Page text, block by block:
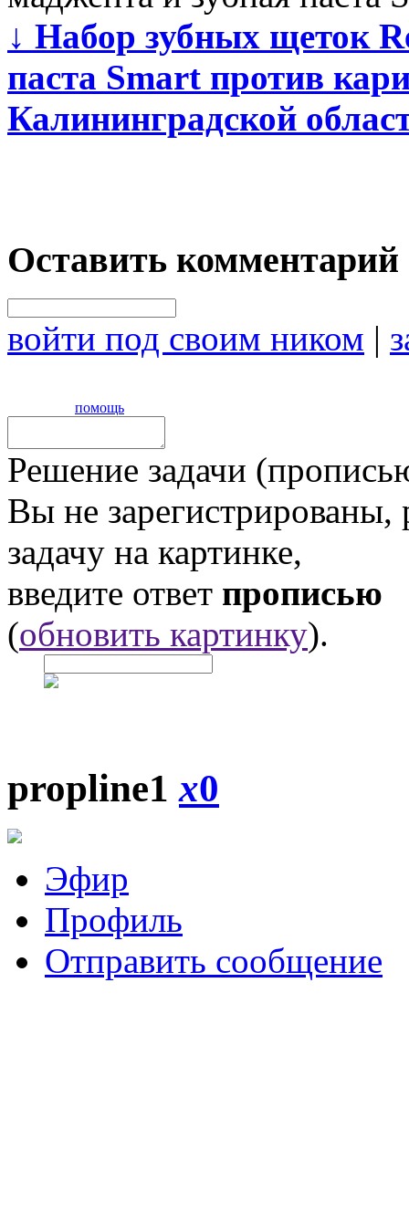
↓ Набор зубных щеток
паста Smart против
Калининградской
Оставить комментарий
войти под своим ником |
помощь
Решение задачи
Вы не
задачу на картинке,
введите ответ прописью
(обновить картинку).
propline1x0
Эфир
Профиль
Отправить сообщение